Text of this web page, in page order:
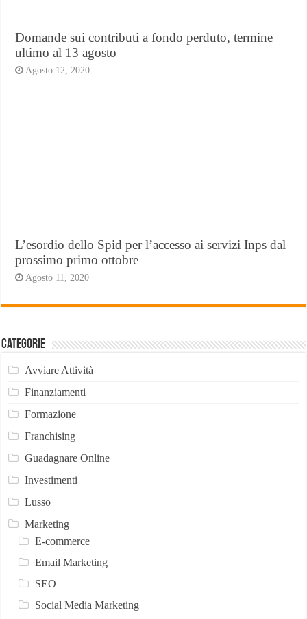
Domande sui contributi a fondo perduto, termine
ultimo al 13 agosto
Agosto 12, 2020
L’esordio dello Spid per l’accesso ai servizi Inps dal
prossimo primo ottobre
Agosto 11, 2020
Categorie
Avviare Attività
Finanziamenti
Formazione
Franchising
Guadagnare Online
Investimenti
Lusso
Marketing
E-commerce
Email Marketing
SEO
Social Media Marketing